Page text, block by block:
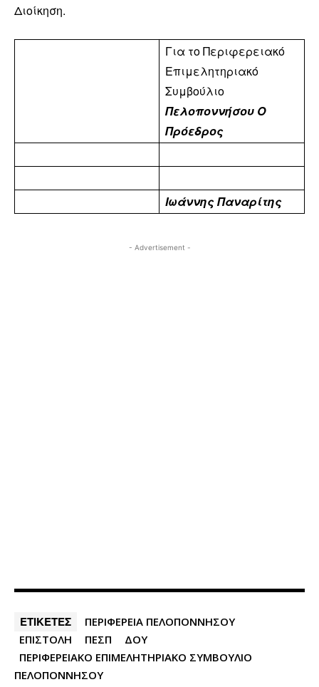
Διοίκηση.
Για το Περιφερειακό
Επιμελητηριακό
Συμβούλιο
Πελοποννήσου Ο
Πρόεδρος
Ιωάννης Παναρίτης
- Advertisement -
ΕΤΙΚΕΤΕΣ
ΠΕΡΙΦΕΡΕΙΑ ΠΕΛΟΠΟΝΝΗΣΟΥ
ΕΠΙΣΤΟΛΗ
ΠΕΣΠ
ΔΟΥ
ΠΕΡΙΦΕΡΕΙΑΚΟ ΕΠΙΜΕΛΗΤΗΡΙΑΚΟ ΣΥΜΒΟΥΛΙΟ
ΠΕΛΟΠΟΝΝΗΣΟΥ